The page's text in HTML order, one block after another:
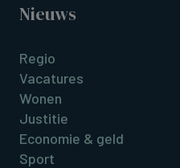
Nieuws
Regio
Vacatures
Wonen
Justitie
Economie & geld
Sport